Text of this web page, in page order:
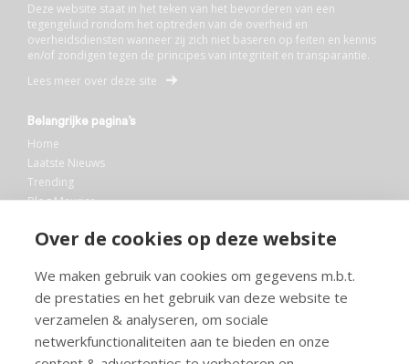
Over de cookies op deze website
We maken gebruik van cookies om gegevens m.b.t.
de prestaties en het gebruik van deze website te
verzamelen & analyseren, om sociale
netwerkfunctionaliteiten aan te bieden en onze
Deze website staat in het teken van het bevorderen van een
tegengeluid rondom het optreden van de overheid en
overheidsdiensten wanneer zij zich niet baseren op feiten en kennis
en/of zondigen tegen de principes van integriteit en transparantie.
Lees meer over deze site
Belangrijke pagina’s
Home
Laatste Nieuws
Trending
Blog Maurice
Bibliotheek
Info en service
FAQ
Doneren
Privacy